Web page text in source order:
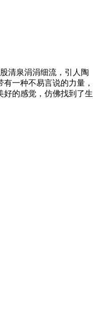
清泉涓涓细流，引人陶
一种不易言说的力量，
好的感觉，仿佛找到了生